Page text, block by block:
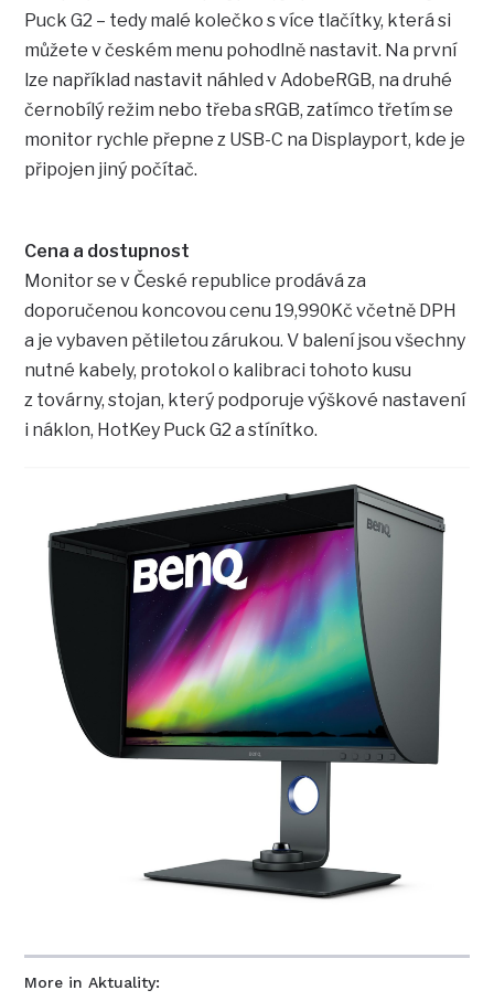
More in Aktuality:
Puck G2 – tedy malé kolečko s více tlačítky, která si
můžete v českém menu pohodlně nastavit. Na první
lze například nastavit náhled v AdobeRGB, na druhé
černobílý režim nebo třeba sRGB, zatímco třetím se
monitor rychle přepne z USB-C na Displayport, kde je
připojen jiný počítač.
Cena a dostupnost
Monitor se v České republice prodává za
doporučenou koncovou cenu 19,990Kč včetně DPH
a je vybaven pětiletou zárukou. V balení jsou všechny
nutné kabely, protokol o kalibraci tohoto kusu
z továrny, stojan, který podporuje výškové nastavení
i náklon, HotKey Puck G2 a stínítko.